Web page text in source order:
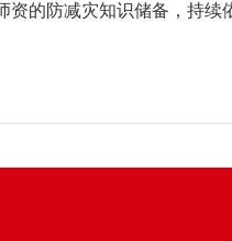
的防减灾知识储备，持续